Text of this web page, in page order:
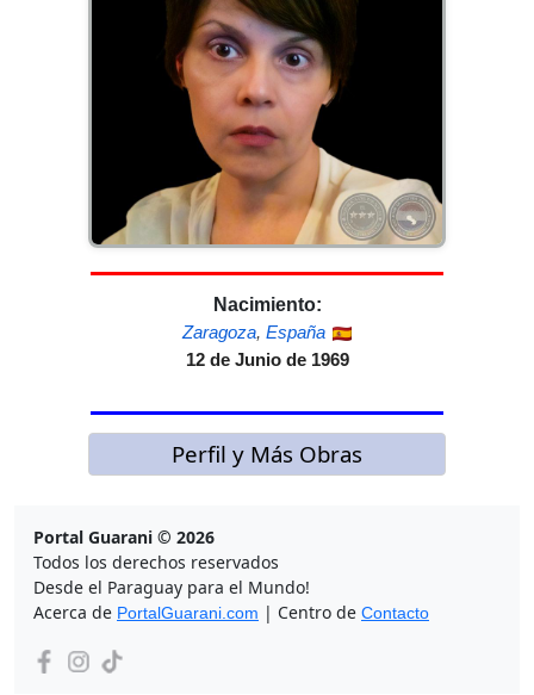
Nacimiento:
Zaragoza, España
12 de Junio de 1969
Perfil y Más Obras
Portal Guarani © 2026
Todos los derechos reservados
Desde el Paraguay para el Mundo!
Acerca de PortalGuarani.com | Centro de Contacto